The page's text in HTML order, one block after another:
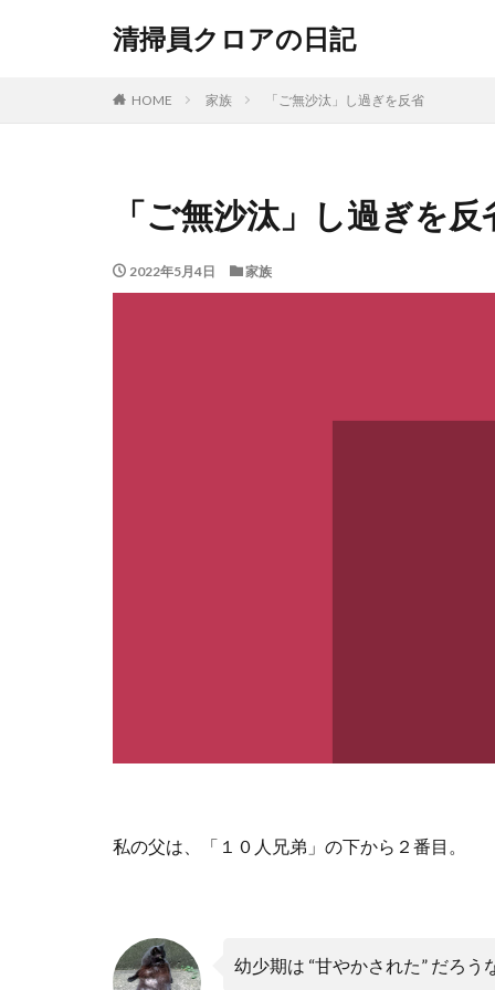
清掃員クロアの日記
HOME 家族 「ご無沙汰」し過ぎを反省
「ご無沙汰」し過ぎを反
2022年5月4日 家族
私の父は、「１０人兄弟」の下から２番目。
幼少期は “甘やかされた” だろう